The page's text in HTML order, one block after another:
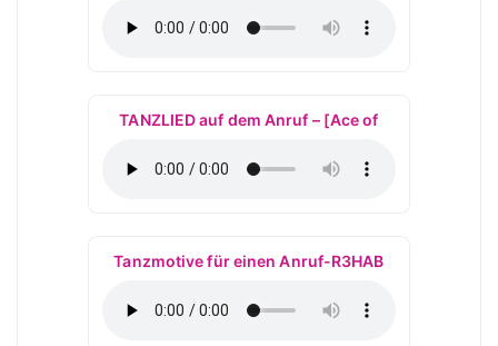
TANZLIED auf dem Anruf – [Ace of
Tanzmotive für einen Anruf-R3HAB